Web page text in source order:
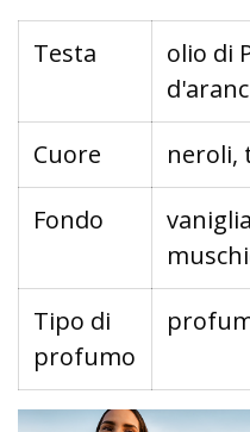
Testa
olio di
Cuore neroli,
Fondo
Tipo di
profumo